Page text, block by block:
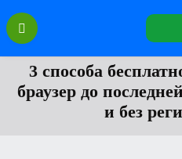
Перейти
содержанию
3 способа
браузер до
и без